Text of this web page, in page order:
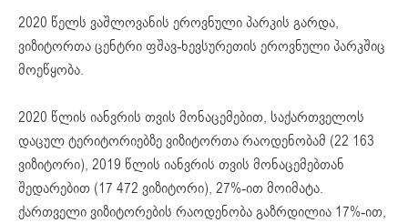
2020 წელს ვაშლოვანის ეროვნული პარკის გარდა,
ვიზიტორთა ცენტრი ფშავ-ხევსურეთის ეროვნული პარკშიც
მოეწყობა.
2020 წლის იანვრის თვის მონაცემებით, საქართველოს
დაცულ ტერიტორიებზე ვიზიტორთა რაოდენობამ (22 163
ვიზიტორი), 2019 წლის იანვრის თვის მონაცემებთან
შედარებით (17 472 ვიზიტორი), 27%-ით მოიმატა.
ქართველი ვიზიტორების რაოდენობა გაზრდილია 17%-ით,